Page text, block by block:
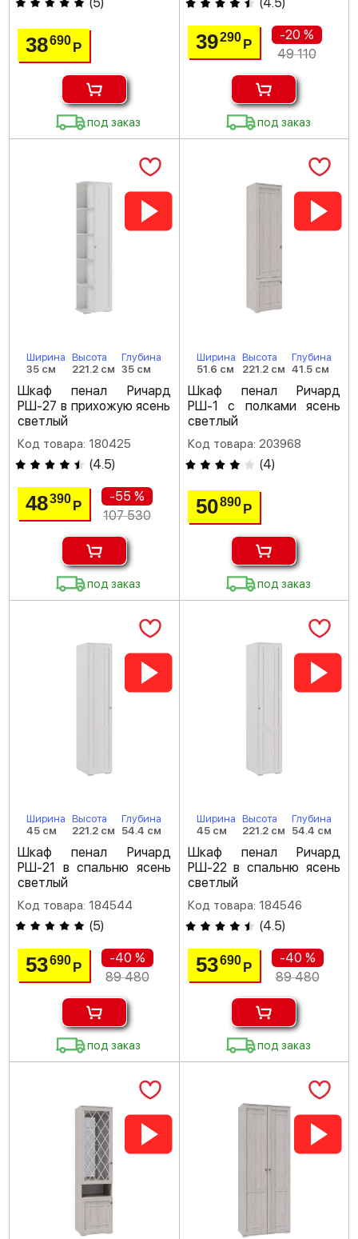
38690Р
под заказ
39290 Р
-20 %
49 110
под заказ
Ширина
35 см
Высота
221.2 см
Глубина
35 см
Шкаф пенал Ричард
РШ-27 в прихожую ясень
светлый
Код товара: 180425
(4.5)
48390Р
-55 %
107 530
под заказ
Ширина
51.6 см
Высота
221.2 см
Глубина
41.5 см
Шкаф пенал Ричард
РШ-1 с полками ясень
светлый
Код товара: 203968
(4)
50890 Р
под заказ
Ширина
45 см
Высота
221.2 см
Глубина
54.4 см
Шкаф пенал Ричард
РШ-21 в спальню ясень
светлый
Код товара: 184544
(5)
53690Р
-40 %
89 480
под заказ
Ширина
45 см
Высота
221.2 см
Глубина
54.4 см
Шкаф пенал Ричард
РШ-22 в спальню ясень
светлый
Код товара: 184546
(4.5)
53690 Р
-40 %
89 480
под заказ